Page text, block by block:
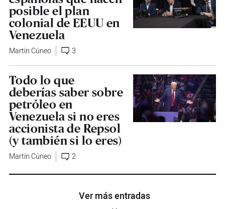
posible el plan
colonial de EEUU en
Venezuela
Martín Cúneo 3
Todo lo que
deberías saber sobre
petróleo en
Venezuela si no eres
accionista de Repsol
(y también si lo eres)
Martín Cúneo 2
Ver más entradas